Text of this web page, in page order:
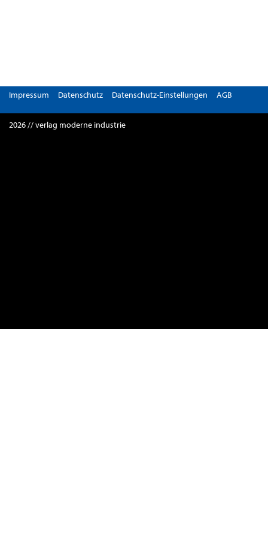
Impressum Datenschutz Datenschutz-Einstellungen AGB
2026 // verlag moderne industrie